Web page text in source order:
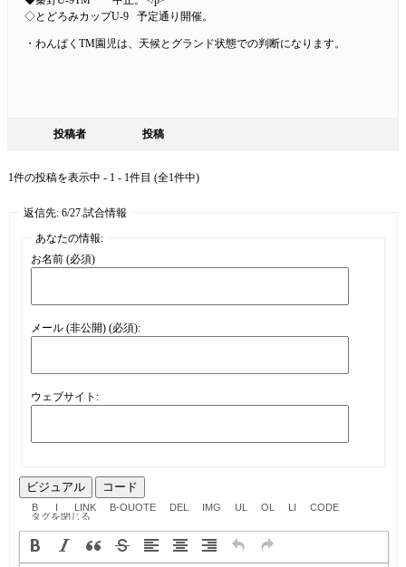
◇とどろみカップU-9 予定通り開催。
・わんぱくTM園児は、天候とグランド状態での判断になります。
投稿者 投稿
1件の投稿を表示中 - 1 - 1件目 (全1件中)
返信先: 6/27.試合情報
あなたの情報:
お名前 (必須)
メール (非公開) (必須):
ウェブサイト:
ビジュアル コード